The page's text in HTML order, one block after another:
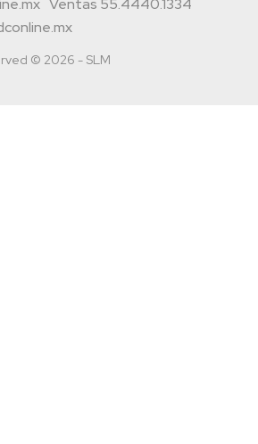
Ventas 55.4440.1334
© 2026 - SLM